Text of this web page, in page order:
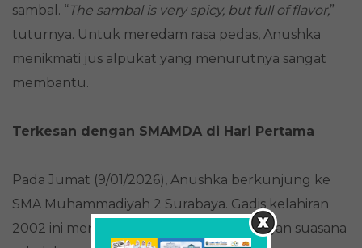
sambal. “ The sambal is very spicy, but full of flavor,”
tuturnya. Untuk meredam rasa pedas, Anushka
menikmati jus alpukat yang menurutnya sangat
membantu.
Terkesan dengan SMAMDA di Hari Pertama
Pada Jumat (9/01/2026), Anushka berkunjung ke
SMA Muhammadiyah 2 Surabaya. Gadis kelahiran
2002 ini mengaku sangat terkesan dengan suasana